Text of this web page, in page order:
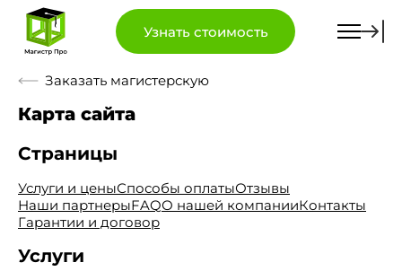
Узнать стоимость
Заказать магистерскую
Карта сайта
Страницы
Услуги и ценыСпособы оплатыОтзывы
Наши партнерыFAQО нашей компанииКонтакты
Гарантии и договор
Услуги